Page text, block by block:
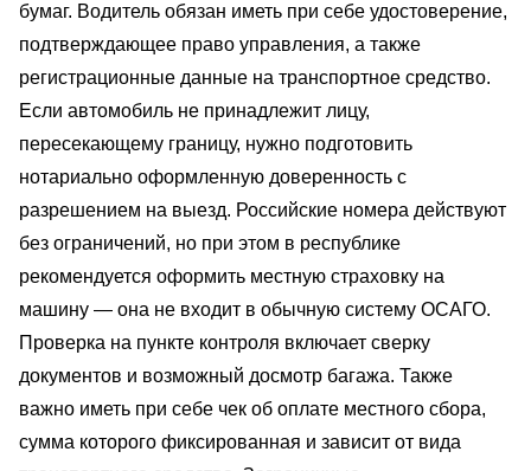
бумаг. Водитель обязан иметь при себе удостоверение,
подтверждающее право управления, а также
регистрационные данные на транспортное средство.
Если автомобиль не принадлежит лицу,
пересекающему границу, нужно подготовить
нотариально оформленную доверенность с
разрешением на выезд. Российские номера действуют
без ограничений, но при этом в республике
рекомендуется оформить местную страховку на
машину — она не входит в обычную систему ОСАГО.
Проверка на пункте контроля включает сверку
документов и возможный досмотр багажа. Также
важно иметь при себе чек об оплате местного сбора,
сумма которого фиксированная и зависит от вида